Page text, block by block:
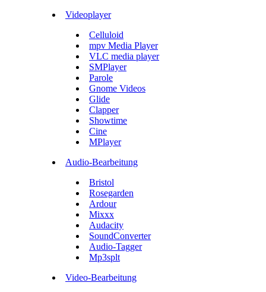
Videoplayer
Celluloid
mpv Media Player
VLC media player
SMPlayer
Parole
Gnome Videos
Glide
Clapper
Showtime
Cine
MPlayer
Audio-Bearbeitung
Bristol
Rosegarden
Ardour
Mixxx
Audacity
SoundConverter
Audio-Tagger
Mp3splt
Video-Bearbeitung